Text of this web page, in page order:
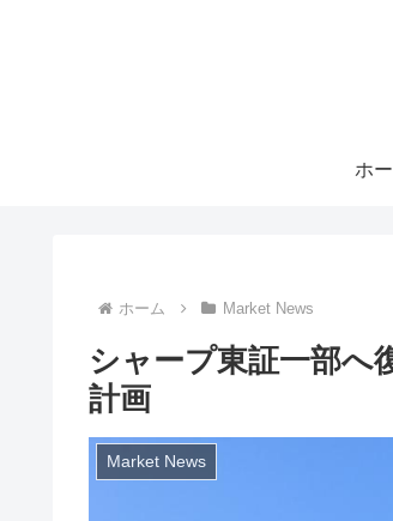
ホ
ホーム Market News
シャープ東証一部へ
計画
Market News